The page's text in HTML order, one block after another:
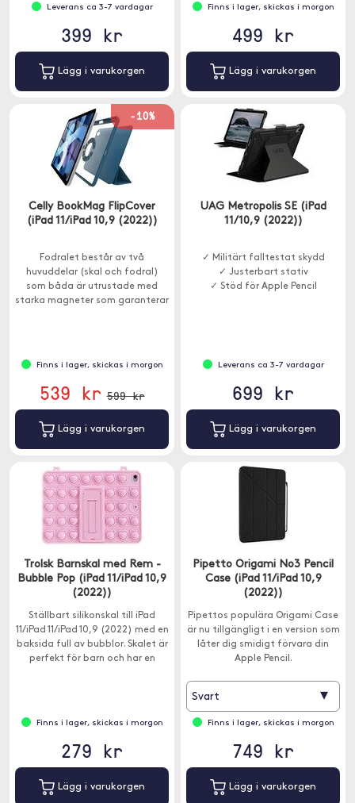
Leverans ca 3-7 vardagar
399 kr
Lägg i varukorgen
Finns i lager, skickas i morgon
499 kr
Lägg i varukorgen
-10%
Celly BookMag FlipCover
(iPad 11/iPad 10,9 (2022))
Fodralet består av två
huvuddelar (skal och fodral)
som båda är utrustade med
starka magneter som garanterar
Finns i lager, skickas i morgon
539 kr 599 kr
Lägg i varukorgen
UAG Metropolis SE (iPad
11/10,9 (2022))
✓ Militärt falltestat skydd
✓ Justerbart stativ
✓ Stöd för Apple Pencil
Leverans ca 3-7 vardagar
699 kr
Lägg i varukorgen
Trolsk Barnskal med Rem -
Bubble Pop (iPad 11/iPad 10,9
(2022))
Ställbart silikonskal till iPad
11/iPad 11/iPad 10,9 (2022) med en
baksida full av bubblor. Skalet är
perfekt för barn och har en
Finns i lager, skickas i morgon
279 kr
Lägg i varukorgen
Pipetto Origami No3 Pencil
Case (iPad 11/iPad 10,9
(2022))
Pipettos populära Origami Case
är nu tillgängligt i en version som
låter dig smidigt förvara din
Apple Pencil.
Svart ▾
Finns i lager, skickas i morgon
749 kr
Lägg i varukorgen